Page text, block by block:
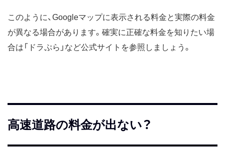
このように、Googleマップに表示される料金と実際の料金
が異なる場合があります。確実に正確な料金を知りたい場
合は「ドラぷら」など公式サイトを参照しましょう。
高速道路の料金が出ない？